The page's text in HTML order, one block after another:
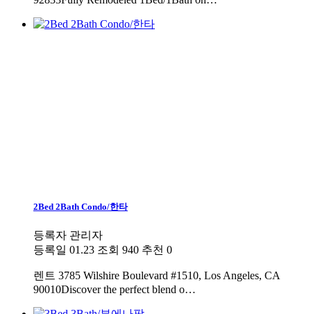
2Bed 2Bath Condo/한타
등록자 관리자
등록일 01.23 조회 940 추천 0
렌트 3785 Wilshire Boulevard #1510, Los Angeles, CA
90010Discover the perfect blend o…